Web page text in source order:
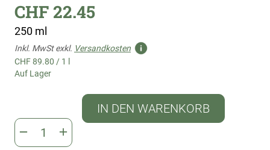
CHF 22.45
250 ml
Inkl. MwSt exkl. Versandkosten
CHF 89.80 / 1 l
Auf Lager
IN DEN WARENKORB